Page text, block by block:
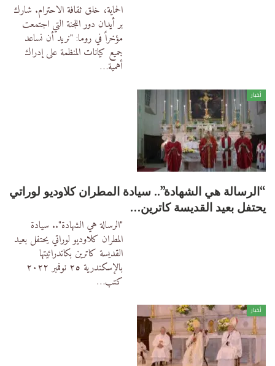
الحماية، خلق ثقافة الاحترام. شارك
بر أيدان دور اللجنة التي اجتمعت
مؤخراً في روما: "نريد أن نساعد
جميع كيانات المنظمة على إدراك
أهمية…
أخبار
“الرسالة هي الشهادة”.. سيادة المطران كلاوديو لوراتي
يحتفل بعيد القديسة كاترين…
"الرسالة هي الشهادة".. سيادة
المطران كلاوديو لوراتي يحتفل بعيد
القديسة كاترين بكاتدرائيتها
بالإسكندرية ٢٥ نوفمبر ٢٠٢٢
كتب…
أخبار